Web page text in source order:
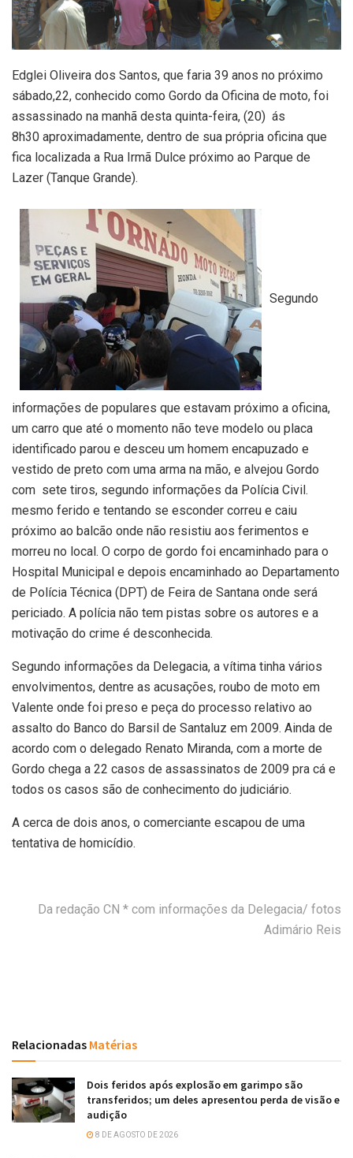
Edglei Oliveira dos Santos, que faria 39 anos no próximo
sábado,22, conhecido como Gordo da Oficina de moto, foi
assassinado na manhã desta quinta-feira, (20) ás
8h30 aproximadamente, dentro de sua própria oficina que
fica localizada a Rua Irmã Dulce próximo ao Parque de
Lazer (Tanque Grande).
Segundo
informações de populares que estavam próximo a oficina,
um carro que até o momento não teve modelo ou placa
identificado parou e desceu um homem encapuzado e
vestido de preto com uma arma na mão, e alvejou Gordo
com sete tiros, segundo informações da Polícia Civil.
mesmo ferido e tentando se esconder correu e caiu
próximo ao balcão onde não resistiu aos ferimentos e
morreu no local. O corpo de gordo foi encaminhado para o
Hospital Municipal e depois encaminhado ao Departamento
de Polícia Técnica (DPT) de Feira de Santana onde será
periciado. A polícia não tem pistas sobre os autores e a
motivação do crime é desconhecida.
Segundo informações da Delegacia, a vítima tinha vários
envolvimentos, dentre as acusações, roubo de moto em
Valente onde foi preso e peça do processo relativo ao
assalto do Banco do Barsil de Santaluz em 2009. Ainda de
acordo com o delegado Renato Miranda, com a morte de
Gordo chega a 22 casos de assassinatos de 2009 pra cá e
todos os casos são de conhecimento do judiciário.
A cerca de dois anos, o comerciante escapou de uma
tentativa de homicídio.
Da redação CN * com informações da Delegacia/ fotos
Adimário Reis
Relacionadas Matérias
Dois feridos após explosão em garimpo são
transferidos; um deles apresentou perda de visão e
audição
8 DE AGOSTO DE 2026